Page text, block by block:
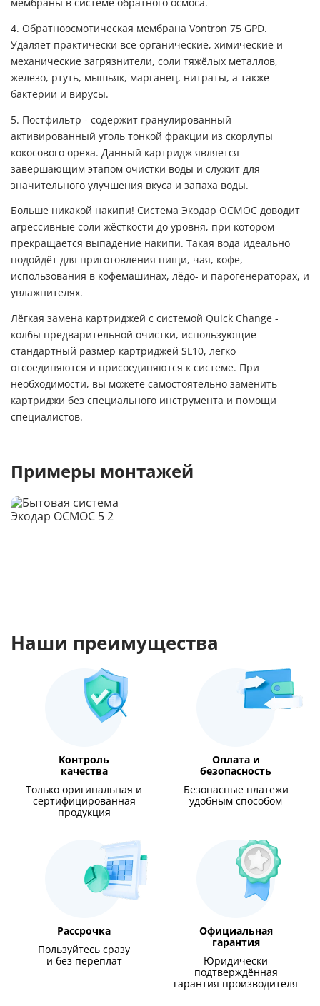
мембраны в системе обратного осмоса.
4. Обратноосмотическая мембрана Vontron 75 GPD.
Удаляет практически все органические, химические и
механические загрязнители, соли тяжёлых металлов,
железо, ртуть, мышьяк, марганец, нитраты, а также
бактерии и вирусы.
5. Постфильтр - содержит гранулированный
активированный уголь тонкой фракции из скорлупы
кокосового ореха. Данный картридж является
завершающим этапом очистки воды и служит для
значительного улучшения вкуса и запаха воды.
Больше никакой накипи! Система Экодар ОСМОС доводит
агрессивные соли жёсткости до уровня, при котором
прекращается выпадение накипи. Такая вода идеально
подойдёт для приготовления пищи, чая, кофе,
использования в кофемашинах, лёдо- и парогенераторах, и
увлажнителях.
Лёгкая замена картриджей с системой Quick Change -
колбы предварительной очистки, использующие
стандартный размер картриджей SL10, легко
отсоединяются и присоединяются к системе. При
необходимости, вы можете самостоятельно заменить
картриджи без специального инструмента и помощи
специалистов.
Примеры монтажей
Наши преимущества
Контроль
качества
Только оригинальная и
сертифицированная
продукция
Оплата и
безопасность
Безопасные платежи
удобным способом
Рассрочка
Пользуйтесь сразу
и без переплат
Официальная
гарантия
Юридически
подтверждённая
гарантия производителя